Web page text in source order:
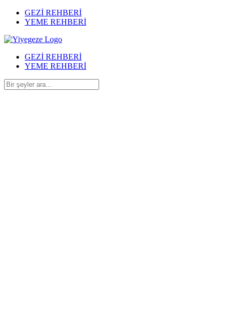
GEZİ REHBERİ
YEME REHBERİ
GEZİ REHBERİ
YEME REHBERİ